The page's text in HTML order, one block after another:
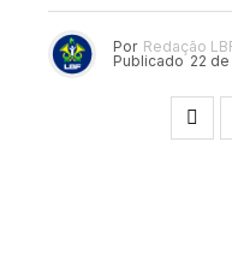
Por Redação
Publicado 22